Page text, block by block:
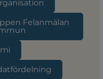
Felanmälan